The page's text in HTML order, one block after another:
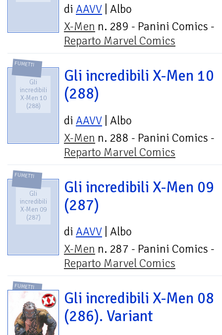
di AAVV | Albo
X-Men n. 289 - Panini Comics -
Reparto Marvel Comics
FUMETTI
Gli
incredibili
X-Men 10
(288)
Gli incredibili X-Men 10
(288)
di AAVV | Albo
X-Men n. 288 - Panini Comics -
Reparto Marvel Comics
FUMETTI
Gli
incredibili
X-Men 09
(287)
Gli incredibili X-Men 09
(287)
di AAVV | Albo
X-Men n. 287 - Panini Comics -
Reparto Marvel Comics
FUMETTI
Gli incredibili X-Men 08
(286). Variant